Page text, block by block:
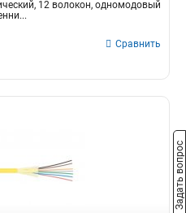
12 волокон, одномодовый
Сравнить
Задать вопрос